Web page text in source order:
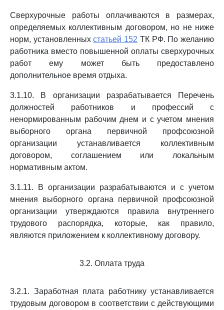
Сверхурочные работы оплачиваются в размерах,
определяемых коллективным договором, но не ниже
норм, установленныхстатьей 152 ТК РФ. По желанию
работника вместо повышенной оплаты сверхурочных
работ ему может быть предоставлено
дополнительное время отдыха.
3.1.10. В организации разрабатывается Перечень
должностей работников и профессий с
ненормированным рабочим днем и с учетом мнения
выборного органа первичной профсоюзной
организации устанавливается коллективным
договором, соглашением или локальным
нормативным актом.
3.1.11. В организации разрабатываются и с учетом
мнения выборного органа первичной профсоюзной
организации утверждаются правила внутреннего
трудового распорядка, которые, как правило,
являются приложением к коллективному договору.
3.2. Оплата труда
3.2.1. Заработная плата работнику устанавливается
трудовым договором в соответствии с действующими